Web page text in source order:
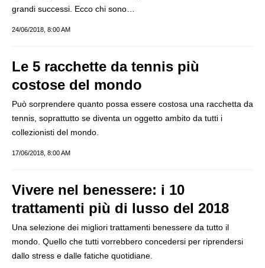
grandi successi. Ecco chi sono…
24/06/2018, 8:00 AM
Le 5 racchette da tennis più
costose del mondo
Può sorprendere quanto possa essere costosa una racchetta da
tennis, soprattutto se diventa un oggetto ambito da tutti i
collezionisti del mondo.
17/06/2018, 8:00 AM
Vivere nel benessere: i 10
trattamenti più di lusso del 2018
Una selezione dei migliori trattamenti benessere da tutto il
mondo. Quello che tutti vorrebbero concedersi per riprendersi
dallo stress e dalle fatiche quotidiane.